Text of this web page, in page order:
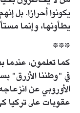
يكونوا أحرارًا. بل
يطأونها، وإنما
***
كما تعلمون، عندما
في "وطننا الأزرق"
الأوروبي عن
عقوبات على تركيا